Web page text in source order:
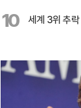
10 세계 3위 추